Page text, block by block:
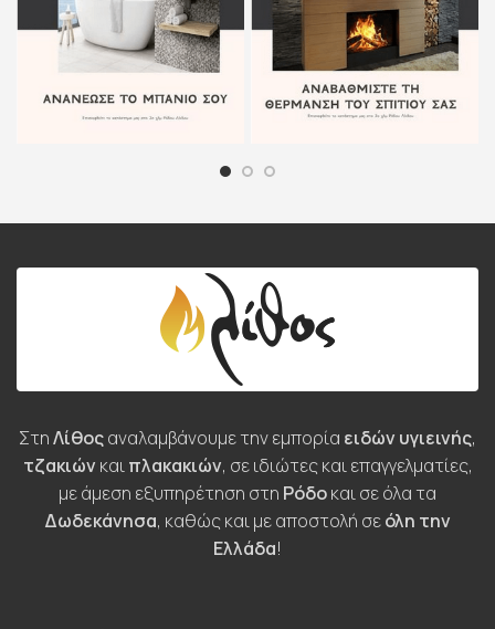
ΣτηΛίθοςαναλαμβάνουμε την εμπορία ειδών υγιεινής,
τζακιών καιπλακακιών, σε ιδιώτες και επαγγελματίες,
με άμεση εξυπηρέτηση στη Ρόδοκαι σε όλα τα
Δωδεκάνησα, καθώς και με αποστολή σεόλη την
Ελλάδα!